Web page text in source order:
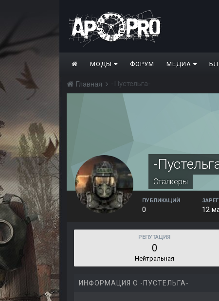
МОДЫ ФОРУМ МЕДИА
Главная -Пустельга-
-
Сталкеры
ПУБЛИКАЦИЙ
0 12
РЕПУТАЦИЯ
0
Нейтральная
ИНФОРМАЦИЯ О -ПУСТЕЛЬГА-